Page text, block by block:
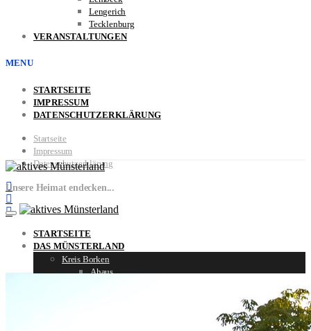
Lengerich
Tecklenburg
VERANSTALTUNGEN
MENU
STARTSEITE
IMPRESSUM
DATENSCHUTZERKLÄRUNG
Startseite
Impressum
Datenschutzerklärung
Unsere Heimat endecken...
STARTSEITE
DAS MÜNSTERLAND
Kreis Borken
Ahaus